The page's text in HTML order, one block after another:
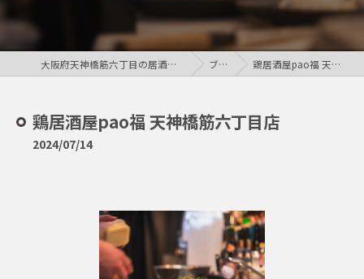
大阪府天神橋筋六丁目の居酒屋なら鶏居酒屋pao福 ブログ 鶏居酒屋pao福 天神橋筋六丁目店
鶏居酒屋pao福 天神橋筋六丁目店
2024/07/14